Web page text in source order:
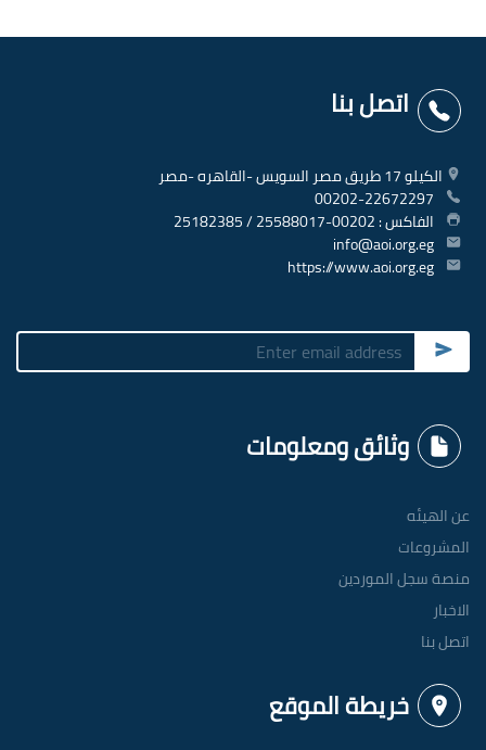
اتصل بنا
الكيلو 17 طريق مصر السويس -القاهره -مصر
00202-22672297
الفاكس : 00202-25588017 / 25182385
info@aoi.org.eg
https://www.aoi.org.eg
Submit
وثائق ومعلومات
عن الهيئه
المشروعات
منصة سجل الموردين
الاخبار
اتصل بنا
خريطة الموقع